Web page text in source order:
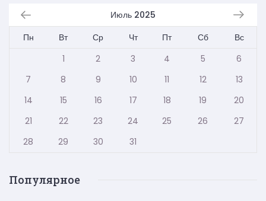
Июль 2025
Пн
Вт Ср Чт Пт Сб
Вс
1
2 3 4 5
6
7
8 9 10 11 12
13
14
15 16 17 18 19
20
21
22 23 24 25 26
27
28
29 30 31
Популярное